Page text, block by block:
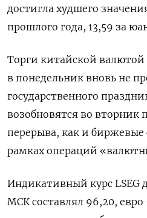
достигла худшего
прошлого года, 13,59 за
Торги китайской валютой
в понедельник вновь не
государственного
возобновятся во вторник
перерыва, как и биржевые
рамках операций
Индикативный курс LSEG
МСК составлял 96,20, евро